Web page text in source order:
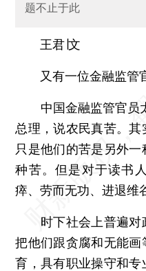
题不止于此
王君∣文
又有一位金融监管官
中国金融监管官员
总理，说农民真苦。其
只是他们的苦是另外
种苦。但是对于读书
瘁、劳而无功、进退维
时下社会上普遍对
把他们跟贪腐和无能
育，具有职业操守和